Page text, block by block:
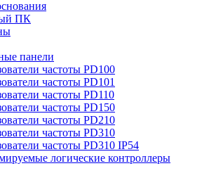
ПК
панели
частоты PD100
частоты PD101
частоты PD110
частоты PD150
частоты PD210
частоты PD310
частоты PD310 IP54
логические контроллеры